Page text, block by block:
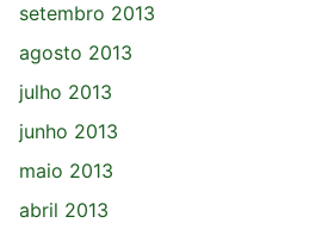
setembro 2013
agosto 2013
julho 2013
junho 2013
maio 2013
abril 2013